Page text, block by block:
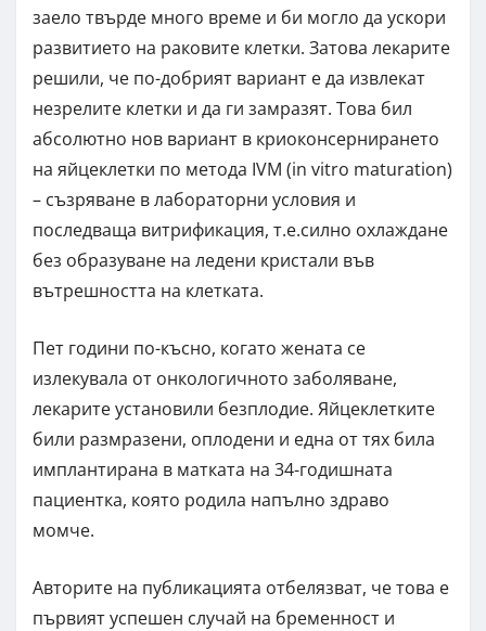
заело твърде много време и би могло да ускори
развитието на раковите клетки. Затова лекарите
решили, че по-добрият вариант е да извлекат
незрелите клетки и да ги замразят. Това бил
абсолютно нов вариант в криоконсернирането
на яйцеклетки по метода IVM (in vitro maturation)
– съзряване в лабораторни условия и
последваща витрификация, т.е.силно охлаждане
без образуване на ледени кристали във
вътрешността на клетката.
Пет години по-късно, когато жената се
излекувала от онкологичното заболяване,
лекарите установили безплодие. Яйцеклетките
били размразени, оплодени и една от тях била
имплантирана в матката на 34-годишната
пациентка, която родила напълно здраво
момче.
Авторите на публикацията отбелязват, че това е
първият успешен случай на бременност и